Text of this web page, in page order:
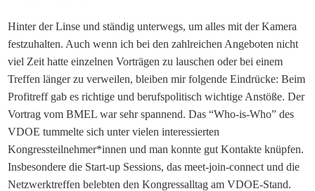
Hinter der Linse und ständig unterwegs, um alles mit der Kamera
festzuhalten. Auch wenn ich bei den zahlreichen Angeboten nicht
viel Zeit hatte einzelnen Vorträgen zu lauschen oder bei einem
Treffen länger zu verweilen, bleiben mir folgende Eindrücke: Beim
Profitreff gab es richtige und berufspolitisch wichtige Anstöße. Der
Vortrag vom BMEL war sehr spannend. Das “Who-is-Who” des
VDOE tummelte sich unter vielen interessierten
Kongressteilnehmer*innen und man konnte gut Kontakte knüpfen.
Insbesondere die Start-up Sessions, das meet-join-connect und die
Netzwerktreffen belebten den Kongressalltag am VDOE-Stand.